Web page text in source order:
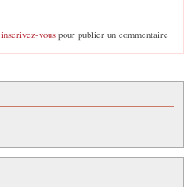
inscrivez-vouspour publier un commentaire